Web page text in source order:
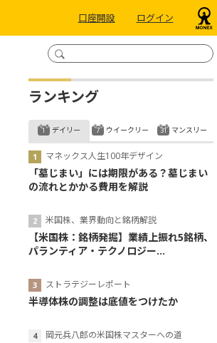
口座開設 ログイン
ランキング
デイリー
マネックス人生100年デザイン
「墓じまい」には期限がある？墓じまい
の流れとかかる費用を解説
米国株、業界動向と銘柄解説
【米国株：銘柄発掘】業績上振れ5銘柄、
パランティア・テクノロジー...
ストラテジーレポート
半導体株の調整は底値をつけたか
岡元兵八郎の米国株マスターへの道
ウイークリー マンスリー